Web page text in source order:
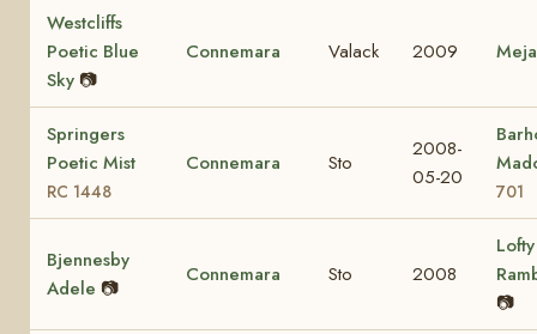
Westcliffs
Poetic Blue
Sky 📷
Connemara Valack 2009
Springers
Poetic Mist
RC 1448
Connemara Sto
2008-
05-20
701
Bjennesby
Adele 📷
Connemara Sto 2008
📷